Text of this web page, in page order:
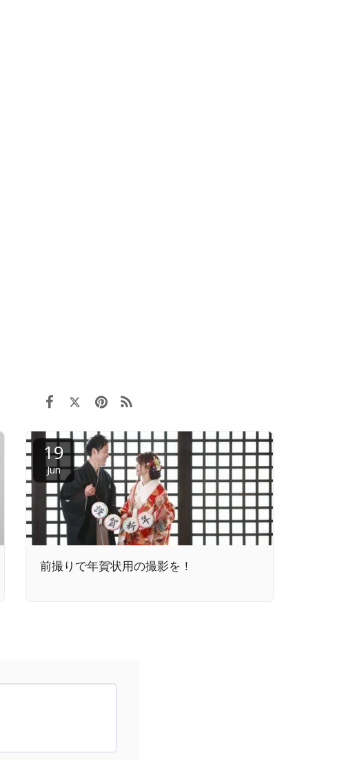
19
Jun
前撮りで年賀状用の撮影を！